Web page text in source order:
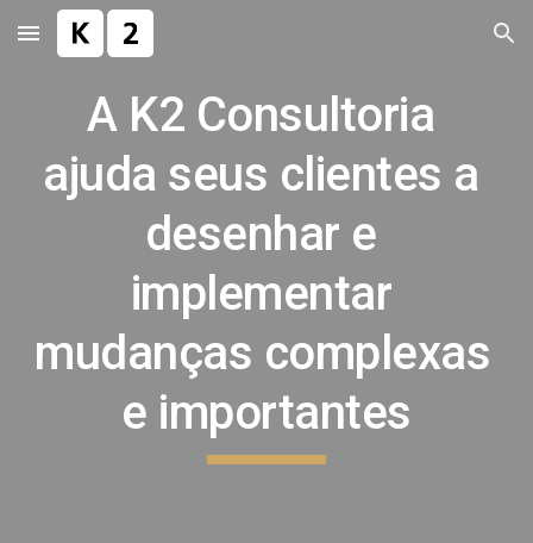
Skip to main content Skip to navigation
A K2 Consultoria
ajuda seus clientes a
desenhar e
implementar
mudanças complexas
e importantes